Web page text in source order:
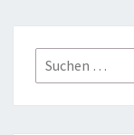
Suchen
nach: